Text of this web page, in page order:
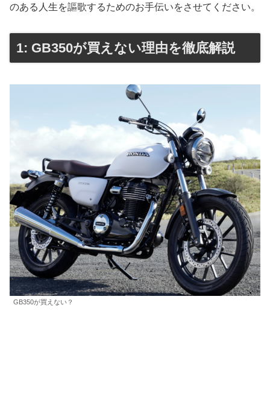
のある人生を謳歌するためのお手伝いをさせてください。
1: GB350が買えない理由を徹底解説
GB350が買えない？